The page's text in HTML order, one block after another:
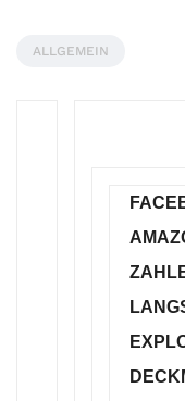
ALLGEMEIN